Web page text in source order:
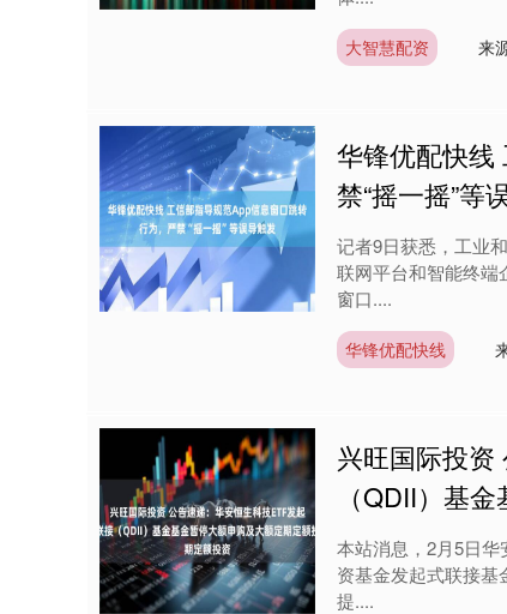
大智慧配资 来
华锋优配快线
禁“摇一摇”等
记者9日获悉，工业
联网平台和智能终端
窗口....
华锋优配快线
兴旺国际投资
（QDII）基
本站消息，2月5日
资基金发起式联接基
提....